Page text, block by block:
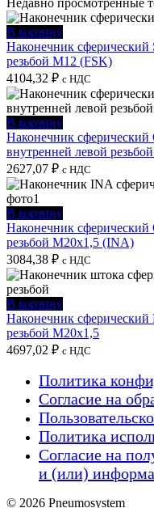
В корзину
Наконечник
резьбой M12 (FSK)
4104,32 ₽ с НДС
В корзину
Наконечник
внутренней левой
2627,07 ₽ с НДС
В корзину
Наконечник
резьбой M20x1,5 (INA)
3084,38 ₽ с НДС
В корзину
Наконечник
резьбой M20x1,5
4697,02 ₽ с НДС
Политика
Согласие на
Политика
Согласие на
и (или)
© 2026 Pneumosystem